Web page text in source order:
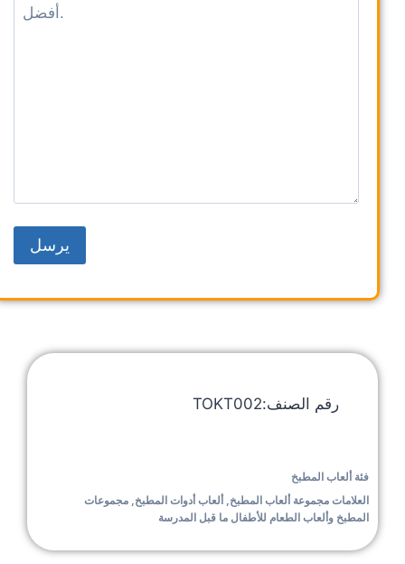
رقم الصنف:TOKT002
فئة ألعاب المطبخ
العلامات مجموعة ألعاب المطبخ, ألعاب أدوات المطبخ, مجموعات
المطبخ وألعاب الطعام للأطفال ما قبل المدرسة